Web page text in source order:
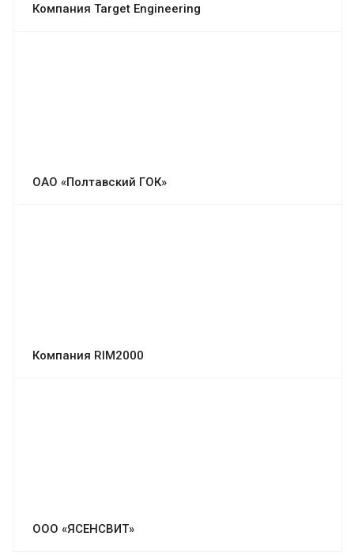
Компания Target Engineering
ОАО «Полтавский ГОК»
Компания RIM2000
ООО «ЯСЕНСВИТ»